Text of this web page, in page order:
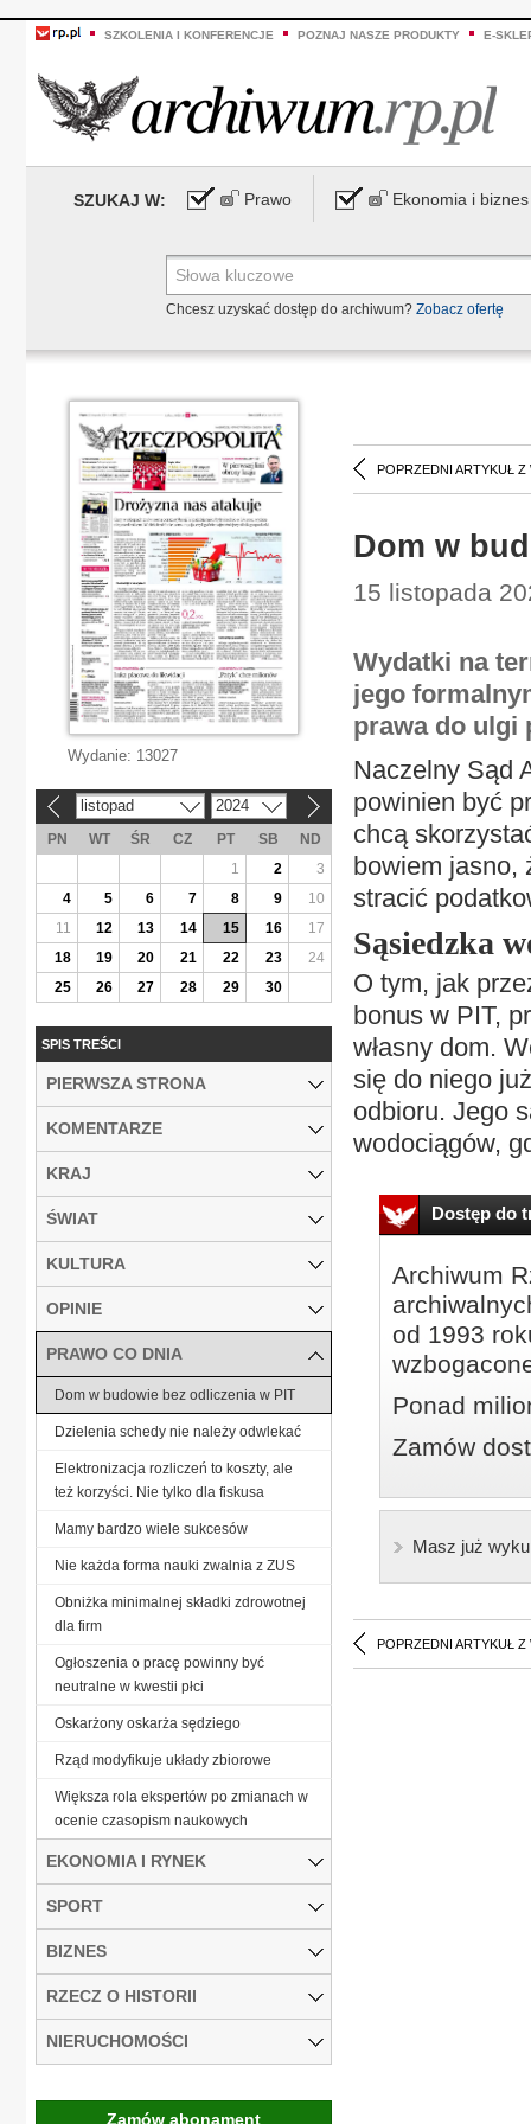
SZKOLENIA I KONFERENCJE POZNAJ NASZE PRODUKTY E-
SZUKAJ W: Prawo Ekonomia i biznes
Chcesz uzyskać dostęp do archiwum? Zobacz ofertę
POPRZEDNI ARTYKUŁ Z
Dom w
15 listopada
Wydatki na
jego
prawa do ulgi
Naczelny Sąd
powinien być
chcą
bowiem jasno,
stracić
Sąsiedzka
O tym, jak
bonus w PIT,
własny dom.
się do niego
odbioru. Jego
wodociągów,
Dostęp do
Archiwum
od 1993
Ponad
Zamów
Masz już
POPRZEDNI ARTYKUŁ Z
Wydanie: 13027
listopad 2024
PN WT ŚR CZ PT SB
ND
1
2
3
4
5 6 7 8 9
10
11
12 13 14 15 16
17
18
19 20 21 22 23
24
25
26 27 28 29 30
SPIS TREŚCI
PIERWSZA STRONA
KOMENTARZE
KRAJ
ŚWIAT
KULTURA
OPINIE
PRAWO CO DNIA
Dom w budowie bez odliczenia w PIT
Dzielenia schedy nie należy odwlekać
Elektronizacja rozliczeń to koszty, ale
też korzyści. Nie tylko dla fiskusa
Mamy bardzo wiele sukcesów
Nie każda forma nauki zwalnia z ZUS
Obniżka minimalnej składki zdrowotnej
dla firm
Ogłoszenia o pracę powinny być
neutralne w kwestii płci
Oskarżony oskarża sędziego
Rząd modyfikuje układy zbiorowe
Większa rola ekspertów po zmianach w
ocenie czasopism naukowych
EKONOMIA I RYNEK
SPORT
BIZNES
RZECZ O HISTORII
NIERUCHOMOŚCI
Zamów abonament